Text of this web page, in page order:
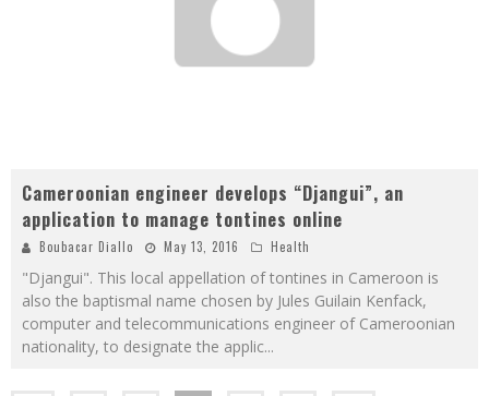
Cameroonian engineer develops “Djangui”, an
application to manage tontines online
Boubacar Diallo May 13, 2016 Health
"Djangui". This local appellation of tontines in Cameroon is
also the baptismal name chosen by Jules Guilain Kenfack,
computer and telecommunications engineer of Cameroonian
nationality, to designate the applic...